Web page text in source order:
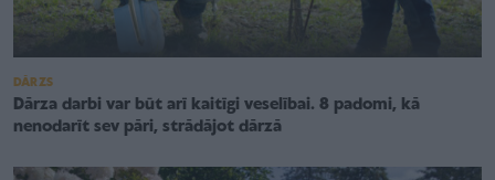
DĀRZS
Dārza darbi var būt arī kaitīgi veselībai. 8 padomi, kā
nenodarīt sev pāri, strādājot dārzā